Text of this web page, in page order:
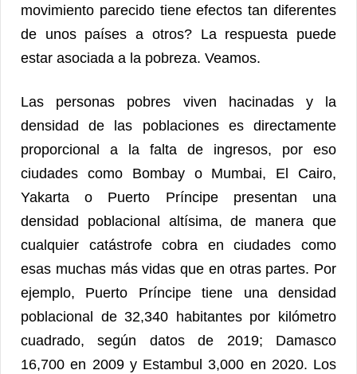
movimiento parecido tiene efectos tan diferentes
de unos países a otros? La respuesta puede
estar asociada a la pobreza. Veamos.
Las personas pobres viven hacinadas y la
densidad de las poblaciones es directamente
proporcional a la falta de ingresos, por eso
ciudades como Bombay o Mumbai, El Cairo,
Yakarta o Puerto Príncipe presentan una
densidad poblacional altísima, de manera que
cualquier catástrofe cobra en ciudades como
esas muchas más vidas que en otras partes. Por
ejemplo, Puerto Príncipe tiene una densidad
poblacional de 32,340 habitantes por kilómetro
cuadrado, según datos de 2019; Damasco
16,700 en 2009 y Estambul 3,000 en 2020. Los